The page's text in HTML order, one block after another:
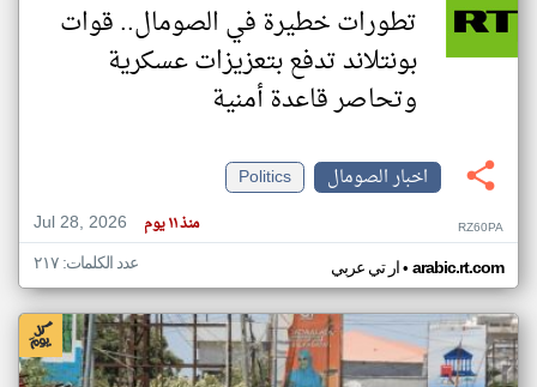
تطورات خطيرة في الصومال.. قوات
بونتلاند تدفع بتعزيزات عسكرية
وتحاصر قاعدة أمنية
اخبار الصومال
Politics
Jul 28, 2026
منذ ١١ يوم RZ60PA
ار تي عربي• arabic.rt.com عدد الكلمات: ٢١٧